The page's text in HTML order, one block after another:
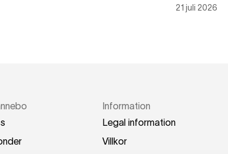
21 juli 2026
Information
Legal information
Villkor